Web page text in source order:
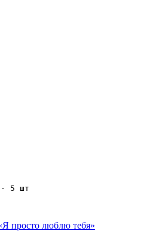
- 5 шт
просто люблю тебя»